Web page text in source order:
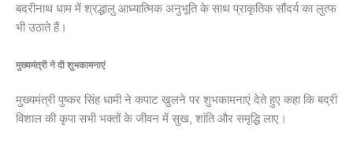
बदरीनाथ धाम में श्रद्धालु आध्यात्मिक अनुभूति के साथ प्राकृतिक सौंदर्य का लुत्फ
भी उठाते हैं।
मुख्यमंत्री ने दी शुभकामनाएं
मुख्यमंत्री पुष्कर सिंह धामी ने कपाट खुलने पर शुभकामनाएं देते हुए कहा कि बद्री
विशाल की कृपा सभी भक्तों के जीवन में सुख, शांति और समृद्धि लाए।